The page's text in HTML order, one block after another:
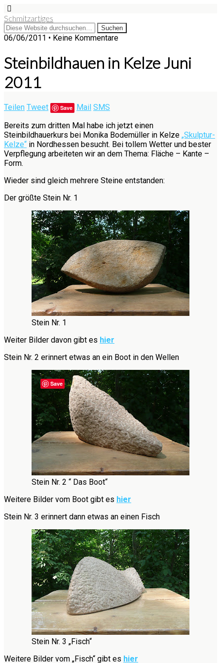
Schmitzartiges
06/06/2011 • Keine Kommentare
Steinbildhauen in Kelze Juni
2011
Teilen Tweet Save Mail SMS
Bereits zum dritten Mal habe ich jetzt einen
Steinbildhauerkurs bei Monika Bodemüller in Kelze „Skulptur-
Kelze“ in Nordhessen besucht. Bei tollem Wetter und bester
Verpflegung arbeiteten wir an dem Thema: Fläche – Kante –
Form.
Wieder sind gleich mehrere Steine entstanden:
Der größte Stein Nr. 1
Stein Nr. 1
Weiter Bilder davon gibt es hier
Stein Nr. 2 erinnert etwas an ein Boot in den Wellen
Stein Nr. 2 “ Das Boot“
Weitere Bilder vom Boot gibt es hier
Stein Nr. 3 erinnert dann etwas an einen Fisch
Stein Nr. 3 „Fisch“
Weitere Bilder vom „Fisch“ gibt es hier
Save